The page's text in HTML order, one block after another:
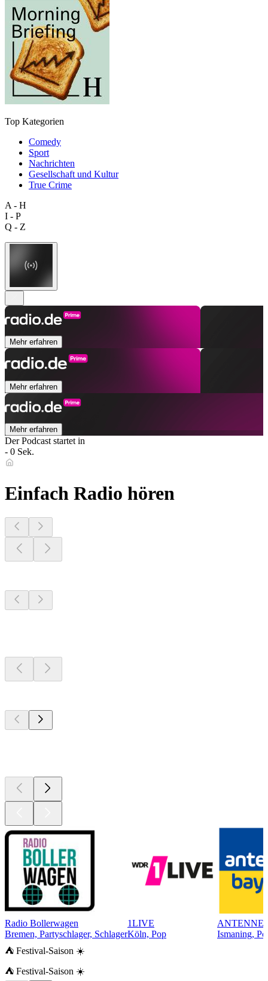
Top Kategorien
Comedy
Sport
Nachrichten
Gesellschaft und Kultur
True Crime
A - H
I - P
Q - Z
Mehr erfahren
Mehr erfahren
Mehr erfahren
Der Podcast startet in
- 0 Sek.
Einfach Radio hören
Radio Bollerwagen
Bremen, Partyschlager, Schlager
1LIVE
Köln, Pop
ANTENNE
Ismaning,
⛺ Festival-Saison ☀️
⛺ Festival-Saison ☀️